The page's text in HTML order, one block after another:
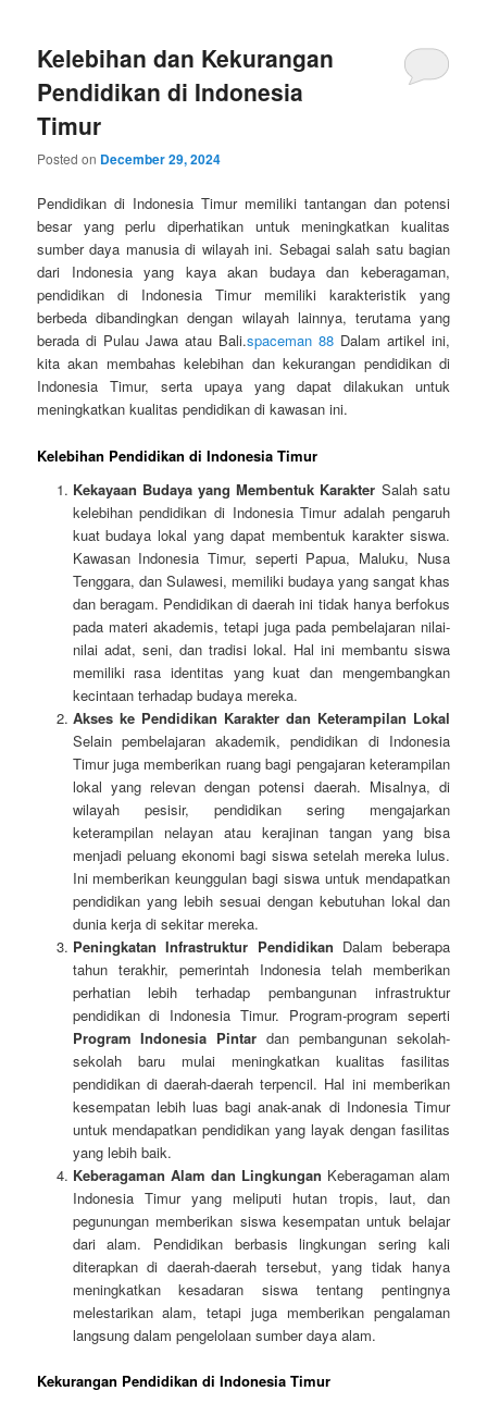
Kelebihan dan Kekurangan
Pendidikan di Indonesia
Timur
Posted on December 29, 2024
Pendidikan di Indonesia Timur memiliki tantangan dan potensi
besar yang perlu diperhatikan untuk meningkatkan kualitas
sumber daya manusia di wilayah ini. Sebagai salah satu bagian
dari Indonesia yang kaya akan budaya dan keberagaman,
pendidikan di Indonesia Timur memiliki karakteristik yang
berbeda dibandingkan dengan wilayah lainnya, terutama yang
berada di Pulau Jawa atau Bali.spaceman 88 Dalam artikel ini,
kita akan membahas kelebihan dan kekurangan pendidikan di
Indonesia Timur, serta upaya yang dapat dilakukan untuk
meningkatkan kualitas pendidikan di kawasan ini.
Kelebihan Pendidikan di Indonesia Timur
Kekayaan Budaya yang Membentuk Karakter Salah satu
kelebihan pendidikan di Indonesia Timur adalah pengaruh
kuat budaya lokal yang dapat membentuk karakter siswa.
Kawasan Indonesia Timur, seperti Papua, Maluku, Nusa
Tenggara, dan Sulawesi, memiliki budaya yang sangat khas
dan beragam. Pendidikan di daerah ini tidak hanya berfokus
pada materi akademis, tetapi juga pada pembelajaran nilai-
nilai adat, seni, dan tradisi lokal. Hal ini membantu siswa
memiliki rasa identitas yang kuat dan mengembangkan
kecintaan terhadap budaya mereka.
Akses ke Pendidikan Karakter dan Keterampilan Lokal
Selain pembelajaran akademik, pendidikan di Indonesia
Timur juga memberikan ruang bagi pengajaran keterampilan
lokal yang relevan dengan potensi daerah. Misalnya, di
wilayah pesisir, pendidikan sering mengajarkan
keterampilan nelayan atau kerajinan tangan yang bisa
menjadi peluang ekonomi bagi siswa setelah mereka lulus.
Ini memberikan keunggulan bagi siswa untuk mendapatkan
pendidikan yang lebih sesuai dengan kebutuhan lokal dan
dunia kerja di sekitar mereka.
Peningkatan Infrastruktur Pendidikan Dalam beberapa
tahun terakhir, pemerintah Indonesia telah memberikan
perhatian lebih terhadap pembangunan infrastruktur
pendidikan di Indonesia Timur. Program-program seperti
Program Indonesia Pintar dan pembangunan sekolah-
sekolah baru mulai meningkatkan kualitas fasilitas
pendidikan di daerah-daerah terpencil. Hal ini memberikan
kesempatan lebih luas bagi anak-anak di Indonesia Timur
untuk mendapatkan pendidikan yang layak dengan fasilitas
yang lebih baik.
Keberagaman Alam dan Lingkungan Keberagaman alam
Indonesia Timur yang meliputi hutan tropis, laut, dan
pegunungan memberikan siswa kesempatan untuk belajar
dari alam. Pendidikan berbasis lingkungan sering kali
diterapkan di daerah-daerah tersebut, yang tidak hanya
meningkatkan kesadaran siswa tentang pentingnya
melestarikan alam, tetapi juga memberikan pengalaman
langsung dalam pengelolaan sumber daya alam.
Kekurangan Pendidikan di Indonesia Timur